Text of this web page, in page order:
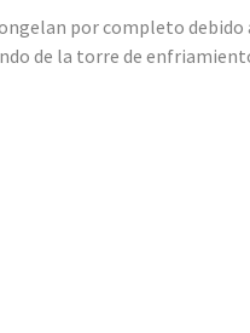
por completo
de la torre de